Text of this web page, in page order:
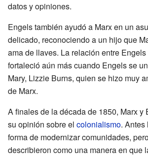
datos y opiniones.
Engels también ayudó a Marx en un
delicado, reconociendo a un hijo que
ama de llaves. La relación entre
fortaleció aún más cuando Engels se
Mary, Lizzie Burns, quien se hizo muy
de Marx.
A finales de la década de 1850, Marx y
su opinión sobre el colonialismo.
forma de modernizar comunidades,
describieron como una manera en que